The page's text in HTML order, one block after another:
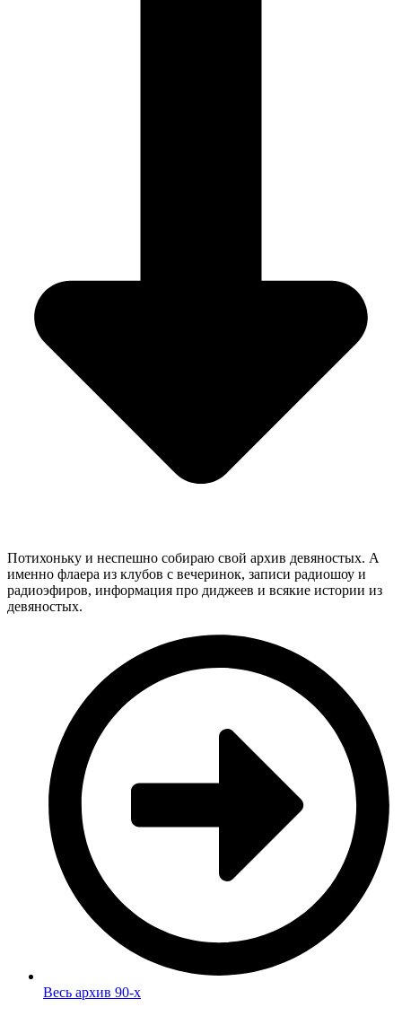
Потихоньку и неспешно собираю свой архив девяностых. А
именно флаера из клубов с вечеринок, записи радиошоу и
радиоэфиров, информация про диджеев и всякие истории из
девяностых.
Весь архив 90-х